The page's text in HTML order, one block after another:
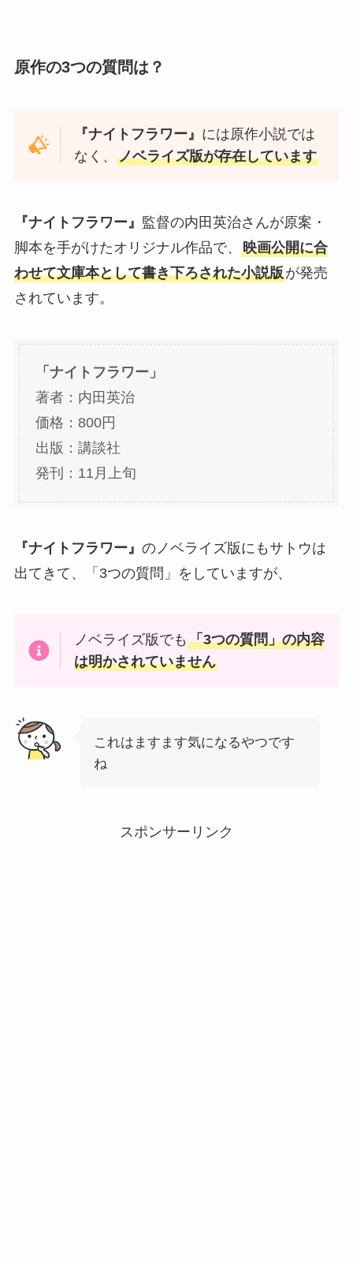
原作の3つの質問は？
『ナイトフラワー』 には原作小説では
なく、ノベライズ版が存在しています
『ナイトフラワー』 監督の内田英治さんが原案・
脚本を手がけたオリジナル作品で、 映画公開に合
わせて文庫本として書き下ろされた小説版が発売
されています。
「ナイトフラワー」
著者：内田英治
価格：800円
出版：講談社
発刊：11月上旬
『ナイトフラワー』 のノベライズ版にもサトウは
出てきて、「3つの質問」をしていますが、
ノベライズ版でも「3つの質問」の内容
は明かされていません
これはますます気になるやつです
ね
スポンサーリンク